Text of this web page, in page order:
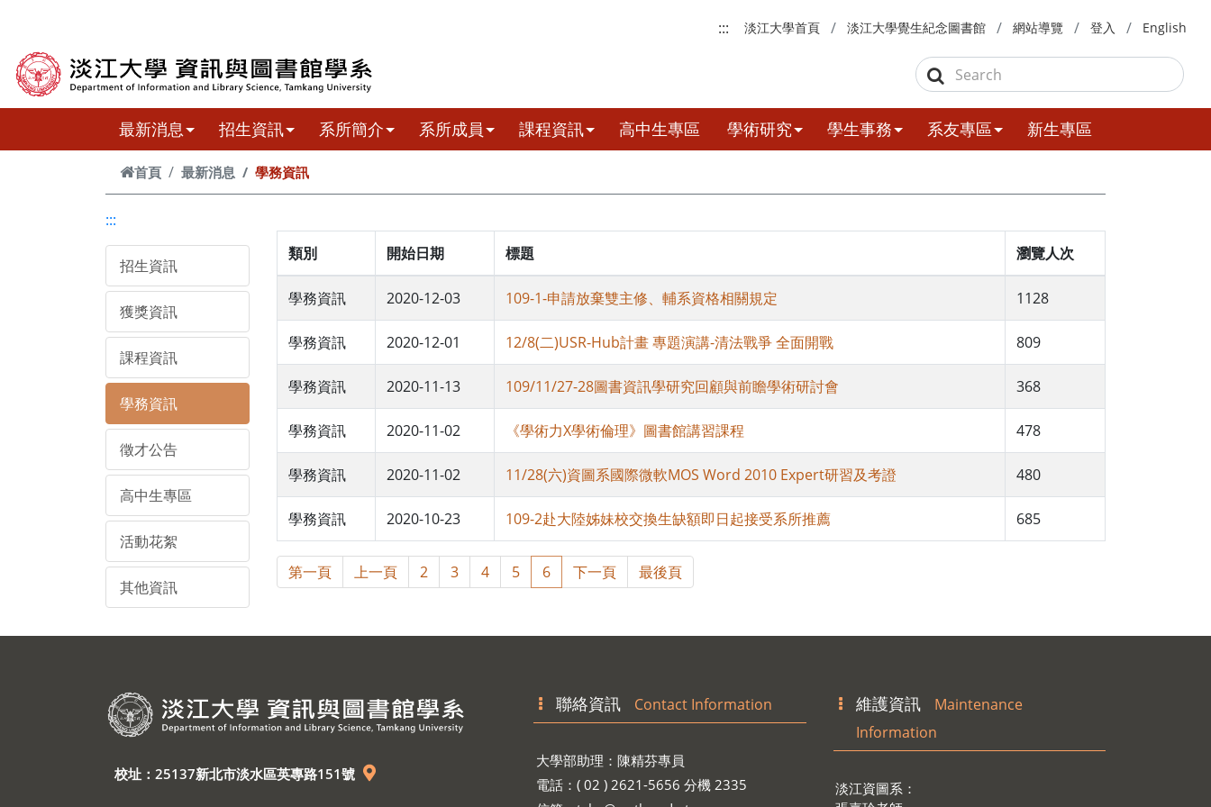
:::
淡江大學首頁 淡江大學覺生紀念圖書館 網站導覽 登入 English
最新消息 招生資訊 系所簡介 系所成員 課程資訊 高中生專區 學術研究 學生事務 系友專區 新生專區
首頁 最新消息 學務資訊
:::
招生資訊
獲獎資訊
課程資訊
學務資訊
徵才公告
高中生專區
活動花絮
其他資訊
類別 開始日期 標題 瀏覽人次
學務資訊 2020-12-03 109-1-申請放棄雙主修、輔系資格相關規定 1128
學務資訊 2020-12-01 12/8(二)USR-Hub計畫 專題演講-清法戰爭 全面開戰 809
學務資訊 2020-11-13 109/11/27-28圖書資訊學研究回顧與前瞻學術研討會 368
學務資訊 2020-11-02 《學術力X學術倫理》圖書館講習課程 478
學務資訊 2020-11-02 11/28(六)資圖系國際微軟MOS Word 2010 Expert研習及考證 480
學務資訊 2020-10-23 109-2赴大陸姊妹校交換生缺額即日起接受系所推薦 685
第一頁 上一頁 2 3 4 5 6 下一頁 最後頁
校址：25137新北市淡水區英專路151號
聯絡資訊 Contact Information
大學部助理：陳精芬專員
電話：( 02 ) 2621-5656 分機 2335
維護資訊
Maintenance
Information
淡江資圖系：